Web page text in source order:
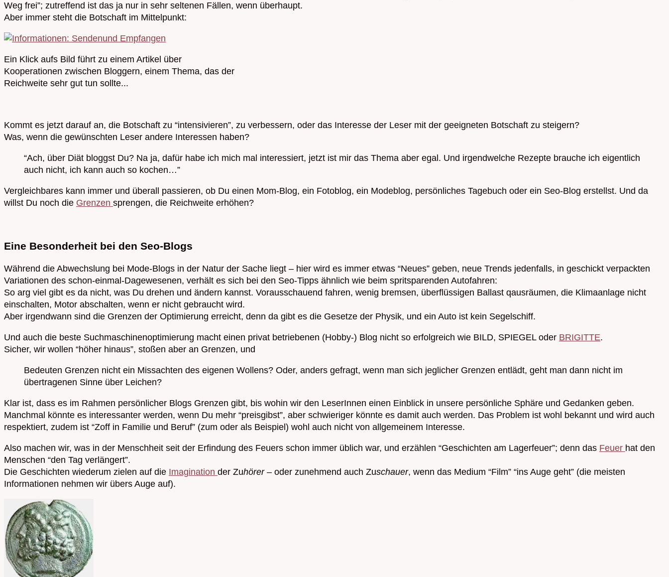
Weg frei”; zutreffend ist das ja nur in sehr seltenen Fällen, wenn überhaupt.
Aber immer steht die Botschaft im Mittelpunkt:
Ein Klick aufs Bild führt zu einem Artikel über
Kooperationen zwischen Bloggern, einem Thema, das der
Reichweite sehr gut tun sollte...
Kommt es jetzt darauf an, die Botschaft zu “intensivieren”, zu verbessern, oder das Interesse der Leser mit der geeigneten Botschaft zu steigern?
Was, wenn die gewünschten Leser andere Interessen haben?
“Ach, über Diät bloggst Du? Na ja, dafür habe ich mich mal interessiert, jetzt ist mir das Thema aber egal. Und irgendwelche Rezepte brauche ich eigentlich
auch nicht, ich kann auch so kochen…”
Vergleichbares kann immer und überall passieren, ob Du einen Mom-Blog, ein Fotoblog, ein Modeblog, persönliches Tagebuch oder ein Seo-Blog erstellst. Und da
willst Du noch die Grenzen sprengen, die Reichweite erhöhen?
Eine Besonderheit bei den Seo-Blogs
Während die Abwechslung bei Mode-Blogs in der Natur der Sache liegt – hier wird es immer etwas “Neues” geben, neue Trends jedenfalls, in geschickt verpackten
Variationen des schon-einmal-Dagewesenen, verhält es sich bei den Seo-Tipps ähnlich wie beim spritsparenden Autofahren:
So arg viel gibt es da nicht, was Du drehen und ändern kannst. Vorausschauend fahren, wenig bremsen, überflüssigen Ballast qausräumen, die Klimaanlage nicht
einschalten, Motor abschalten, wenn er nicht gebraucht wird.
Aber irgendwann sind die Grenzen der Optimierung erreicht, denn da gibt es die Gesetze der Physik, und ein Auto ist kein Segelschiff.
Und auch die beste Suchmaschinenoptimierung macht einen privat betriebenen (Hobby-) Blog nicht so erfolgreich wie BILD, SPIEGEL oder BRIGITTE.
Sicher, wir wollen “höher hinaus”, stoßen aber an Grenzen, und
Bedeuten Grenzen nicht ein Missachten des eigenen Wollens? Oder, anders gefragt, wenn man sich jeglicher Grenzen entlädt, geht man dann nicht im
übertragenen Sinne über Leichen?
Klar ist, dass es im Rahmen persönlicher Blogs Grenzen gibt, bis wohin wir den LeserInnen einen Einblick in unsere persönliche Sphäre und Gedanken geben.
Manchmal könnte es interessanter werden, wenn Du mehr “preisgibst”, aber schwieriger könnte es damit auch werden. Das Problem ist wohl bekannt und wird auch
respektiert, zudem ist “Zoff in Familie und Beruf” (zum oder als Beispiel) wohl auch nicht von allgemeinem Interesse.
Also machen wir, was in der Menschheit seit der Erfindung des Feuers schon immer üblich war, und erzählen “Geschichten am Lagerfeuer”; denn das Feuer hat den
Menschen “den Tag verlängert”.
Die Geschichten wiederum zielen auf die Imagination der Zuhörer– oder zunehmend auch Zuschauer, wenn das Medium “Film” “ins Auge geht” (die meisten
Informationen nehmen wir übers Auge auf).